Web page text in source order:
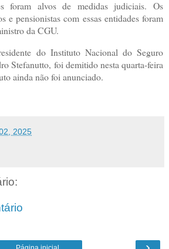
foram alvos de medidas judiciais. Os
e pensionistas com essas entidades foram
da CGU.
do Instituto Nacional do Seguro
Stefanutto, foi demitido nesta quarta-feira
ainda não foi anunciado.
2025